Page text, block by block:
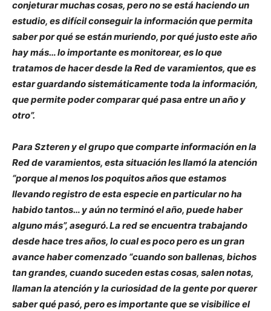
conjeturar muchas cosas, pero no se está haciendo un
estudio, es difícil conseguir la información que permita
saber por qué se están muriendo, por qué justo este año
hay más… lo importante es monitorear, es lo que
tratamos de hacer desde la Red de varamientos, que es
estar guardando sistemáticamente toda la información,
que permite poder comparar qué pasa entre un año y
otro”.
Para Szteren y el grupo que comparte información en la
Red de varamientos, esta situación les llamó la atención
“porque al menos los poquitos años que estamos
llevando registro de esta especie en particular no ha
habido tantos… y aún no terminó el año, puede haber
alguno más”, aseguró. La red se encuentra trabajando
desde hace tres años, lo cual es poco pero es un gran
avance haber comenzado “cuando son ballenas, bichos
tan grandes, cuando suceden estas cosas, salen notas,
llaman la atención y la curiosidad de la gente por querer
saber qué pasó, pero es importante que se visibilice el